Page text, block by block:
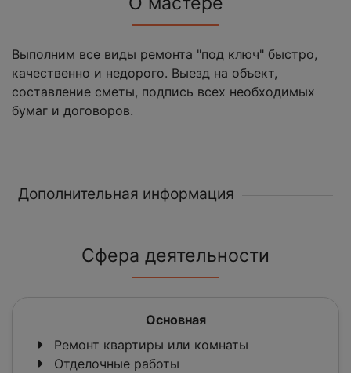
Выполним все виды ремонта "под ключ" быстро,
качественно и недорого. Выезд на объект,
составление сметы, подпись всех необходимых
бумаг и договоров.
Дополнительная информация
Сфера деятельности
Основная
Ремонт квартиры или комнаты
Отделочные работы